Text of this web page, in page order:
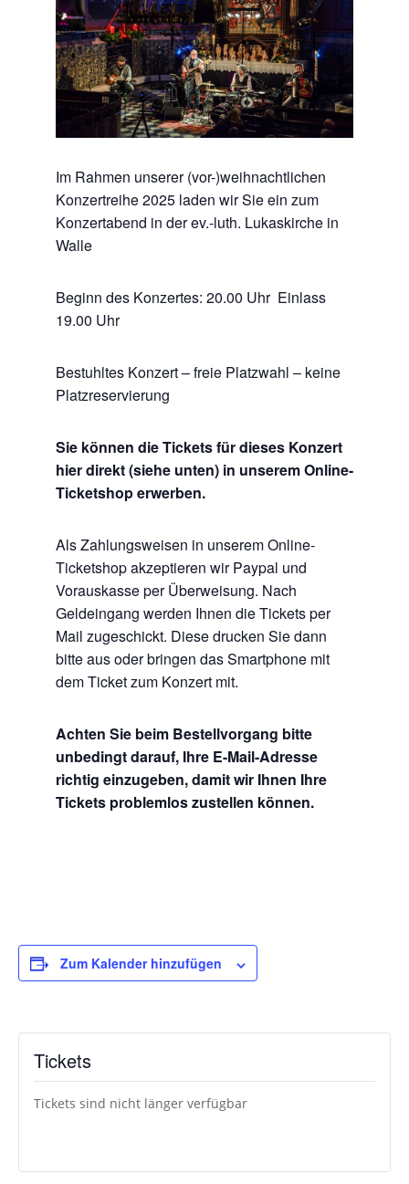
Im Rahmen unserer (vor-)weihnachtlichen
Konzertreihe 2025 laden wir Sie ein zum
Konzertabend in der ev.-luth. Lukaskirche in
Walle
Beginn des Konzertes: 20.00 Uhr Einlass
19.00 Uhr
Bestuhltes Konzert – freie Platzwahl – keine
Platzreservierung
Sie können die Tickets für dieses Konzert
hier direkt (siehe unten) in unserem Online-
Ticketshop erwerben.
Als Zahlungsweisen in unserem Online-
Ticketshop akzeptieren wir Paypal und
Vorauskasse per Überweisung. Nach
Geldeingang werden Ihnen die Tickets per
Mail zugeschickt. Diese drucken Sie dann
bitte aus oder bringen das Smartphone mit
dem Ticket zum Konzert mit.
Achten Sie beim Bestellvorgang bitte
unbedingt darauf, Ihre E-Mail-Adresse
richtig einzugeben, damit wir Ihnen Ihre
Tickets problemlos zustellen können.
Zum Kalender hinzufügen
Tickets
Tickets sind nicht länger verfügbar